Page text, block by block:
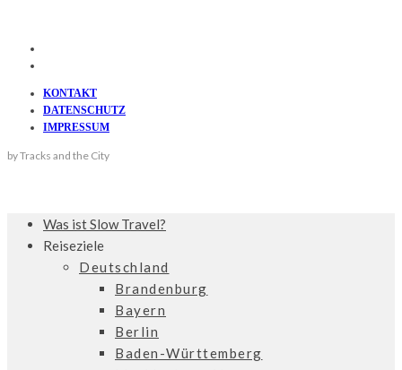
KONTAKT
DATENSCHUTZ
IMPRESSUM
by Tracks and the City
Was ist Slow Travel?
Reiseziele
Deutschland
Brandenburg
Bayern
Berlin
Baden-Württemberg